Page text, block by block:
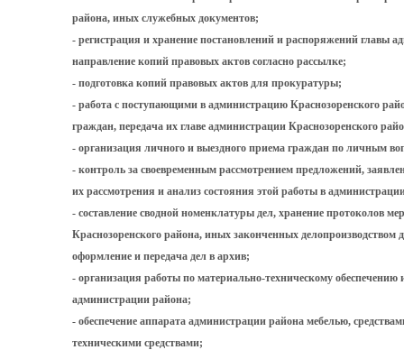
района, иных служебных документов;
- регистрация и хранение постановлений и распоряжений главы
направление копий правовых актов согласно рассылке;
- подготовка копий правовых актов для прокуратуры;
- работа с поступающими в администрацию Краснозоренского
граждан, передача их главе администрации Краснозоренского
- организация личного и выездного приема граждан по личным
- контроль за своевременным рассмотрением предложений,
их рассмотрения и анализ состояния этой работы в
- составление сводной номенклатуры дел, хранение протоколов
Краснозоренского района, иных законченных делопроизводством
оформление и передача дел в архив;
- организация работы по материально-техническому
администрации района;
- обеспечение аппарата администрации района мебелью,
техническими средствами;